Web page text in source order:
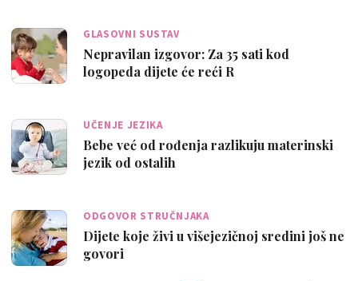
GLASOVNI SUSTAV
Nepravilan izgovor: Za 35 sati kod
logopeda dijete će reći R
UČENJE JEZIKA
Bebe već od rođenja razlikuju materinski
jezik od ostalih
ODGOVOR STRUČNJAKA
Dijete koje živi u višejezičnoj sredini još ne
govori